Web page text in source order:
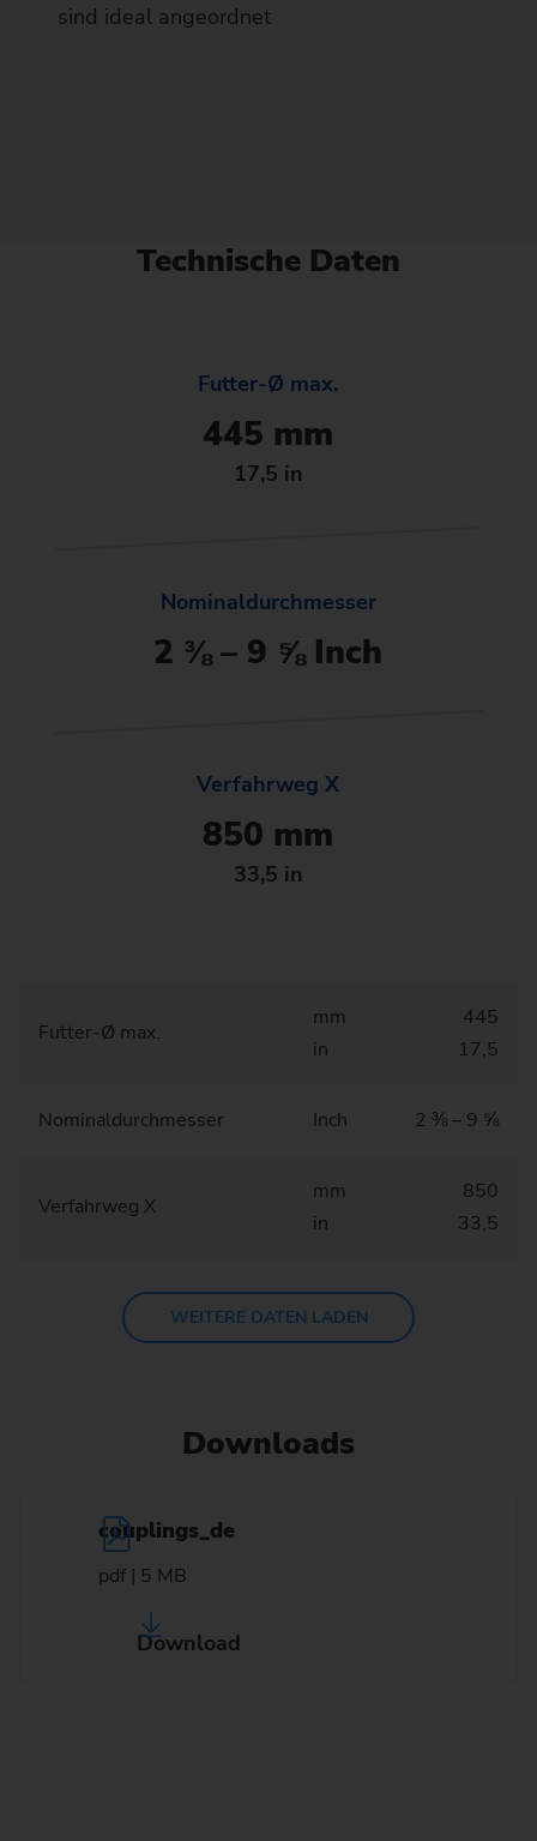
sind ideal angeordnet
Technische Daten
Futter-Ø max.
445 mm
17,5 in
Nominaldurchmesser
2 ⅜ – 9 ⅝ Inch
Verfahrweg X
850 mm
33,5 in
Futter-Ø max.
mm
in
445
17,5
Nominaldurchmesser Inch 2 ⅜ – 9 ⅝
Verfahrweg X
mm
in
850
33,5
WEITERE DATEN LADEN
Downloads
couplings_de
pdf | 5 MB
Download